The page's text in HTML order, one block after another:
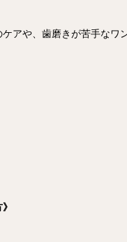
アや、歯磨きが苦手な